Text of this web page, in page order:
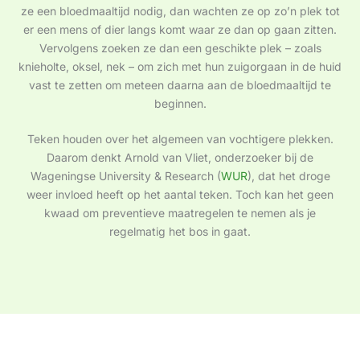
ze een bloedmaaltijd nodig, dan wachten ze op zo’n plek tot
er een mens of dier langs komt waar ze dan op gaan zitten.
Vervolgens zoeken ze dan een geschikte plek – zoals
knieholte, oksel, nek – om zich met hun zuigorgaan in de huid
vast te zetten om meteen daarna aan de bloedmaaltijd te
beginnen.
Teken houden over het algemeen van vochtigere plekken.
Daarom denkt Arnold van Vliet, onderzoeker bij de
Wageningse University & Research (WUR), dat het droge
weer invloed heeft op het aantal teken. Toch kan het geen
kwaad om preventieve maatregelen te nemen als je
regelmatig het bos in gaat.